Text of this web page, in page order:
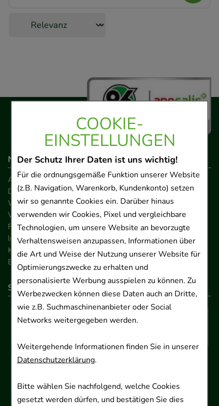
COOKIE-
EINSTELLUNGEN
Der Schutz Ihrer Daten ist uns wichtig!
Für die ordnungsgemäße Funktion unserer Website
(z.B. Navigation, Warenkorb, Kundenkonto) setzen
wir so genannte Cookies ein. Darüber hinaus
verwenden wir Cookies, Pixel und vergleichbare
Technologien, um unsere Website an bevorzugte
Verhaltensweisen anzupassen, Informationen über
die Art und Weise der Nutzung unserer Website für
Optimierungszwecke zu erhalten und
personalisierte Werbung ausspielen zu können. Zu
Werbezwecken können diese Daten auch an Dritte,
wie z.B. Suchmaschinenanbieter oder Social
Networks weitergegeben werden.
Weitergehende Informationen finden Sie in unserer
Datenschutzerklärung.
Bitte wählen Sie nachfolgend, welche Cookies
gesetzt werden dürfen, und bestätigen Sie dies
Navigation
AGB
Datenschutz
Widerrufsrecht
Versandkosten
FAQ
Impressum
Kontakt
Barrierefreiheitserklärung
So können Sie bezahlen